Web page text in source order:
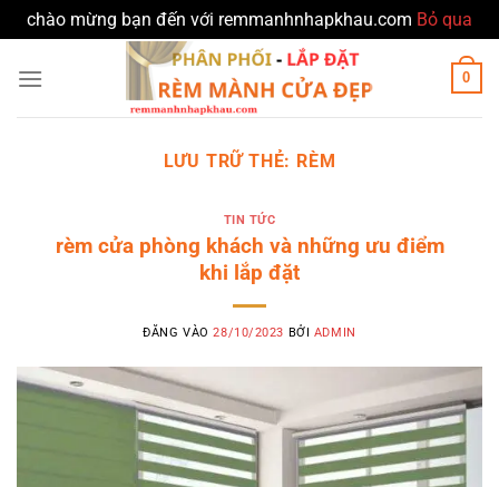
chào mừng bạn đến với remmanhnhapkhau.com Bỏ qua
qua
0
LƯU TRỮ THẺ: RÈM
TIN TỨC
rèm cửa phòng khách và những ưu điểm
khi lắp đặt
ĐĂNG VÀO28/10/2023 BỞI ADMIN